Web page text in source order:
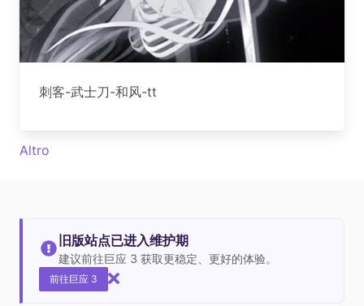
刺客-武士刀-和风-tt
Altro
旧版站点已进入维护期
建议前往巨应 3 获取更稳定、更好的体验。
前往巨应 3